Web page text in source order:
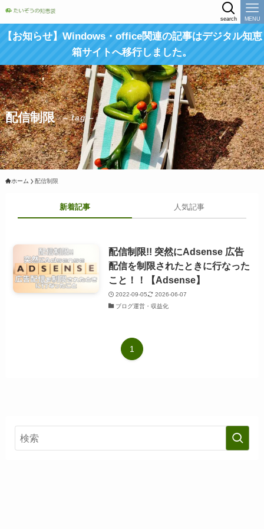
search MENU
【お知らせ】Windows・office関連の記事はデジタル知恵
箱サイトへ移行しました。
配信制限 – tag –
ホーム 配信制限
新着記事 人気記事
配信制限!! 突然にAdsense 広告
配信を制限されたときに行なった
こと！！【Adsense】
2022-09-05
2026-06-07
ブログ運営・収益化
1